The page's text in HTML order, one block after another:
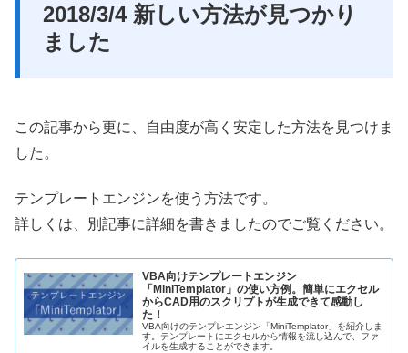
2018/3/4 新しい方法が見つかり
ました
この記事から更に、自由度が高く安定した方法を見つけま
した。
テンプレートエンジンを使う方法です。
詳しくは、別記事に詳細を書きましたのでご覧ください。
VBA向けテンプレートエンジン
「MiniTemplator」の使い方例。簡単にエクセル
からCAD用のスクリプトが生成できて感動し
た！
VBA向けのテンプレエンジン「MiniTemplator」を紹介しま
す。テンプレートにエクセルから情報を流し込んで、ファ
イルを生成することができます。